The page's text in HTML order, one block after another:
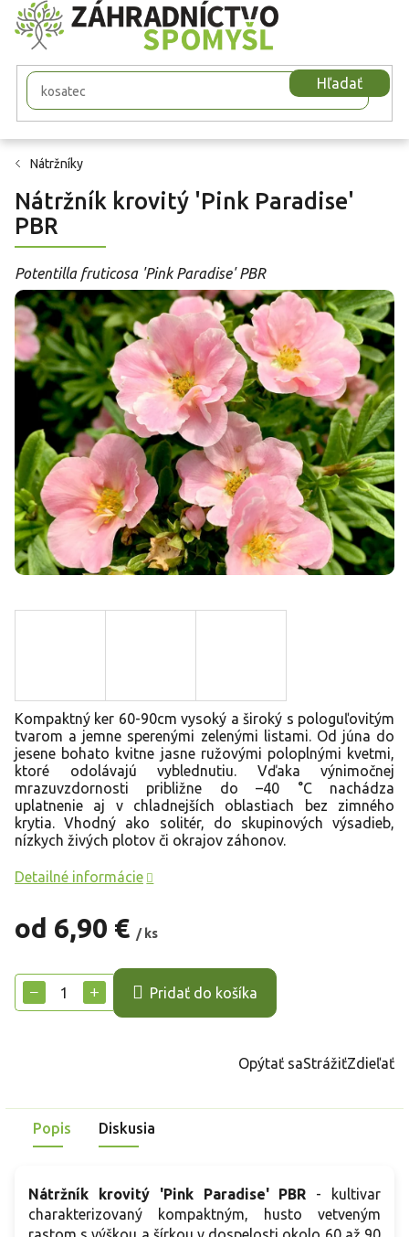
Prejsť
na
obsah
Hľadať
Nátržníky
Nátržník krovitý 'Pink Paradise'
PBR
Potentilla fruticosa 'Pink Paradise' PBR
od 6,90 € / ks
cena:
+
− Pridať do košíka
Kompaktný ker 60-90cm vysoký a široký s pologuľovitým
tvarom a jemne sperenými zelenými listami. Od júna do
jesene bohato kvitne jasne ružovými poloplnými kvetmi,
ktoré odolávajú vyblednutiu. Vďaka výnimočnej
mrazuvzdornosti približne do –40 °C nachádza
uplatnenie aj v chladnejších oblastiach bez zimného
krytia. Vhodný ako solitér, do skupinových výsadieb,
nízkych živých plotov či okrajov záhonov.
Detailné informácie
Opýtať saStrážiťZdieľať
Popis Diskusia
Nátržník krovitý 'Pink Paradise' PBR - kultivar
charakterizovaný kompaktným, husto vetveným